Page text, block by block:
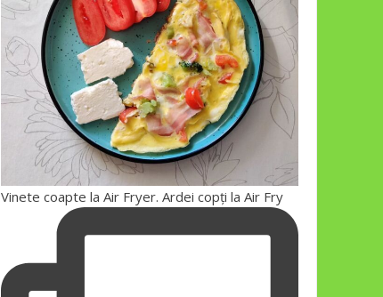
Vinete coapte la Air Fryer. Ardei copți la Air Fry